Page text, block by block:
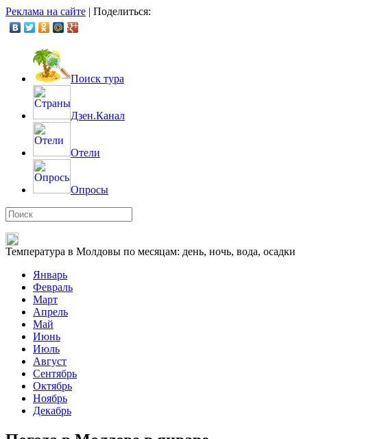
Реклама на сайте | Поделиться:
Поиск тура
Дзен.Канал
Отели
Опросы
Температура в Молдовы по месяцам: день, ночь, вода, осадки
Январь
Февраль
Март
Апрель
Май
Июнь
Июль
Август
Сентябрь
Октябрь
Ноябрь
Декабрь